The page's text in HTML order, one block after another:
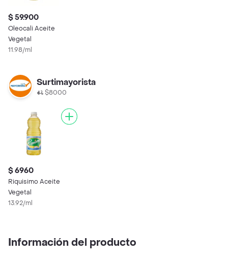
$ 59.900
Oleocali Aceite
Vegetal
11.98/ml
Surtimayorista
$8000
$ 6960
Riquisimo Aceite
Vegetal
13.92/ml
Información del producto